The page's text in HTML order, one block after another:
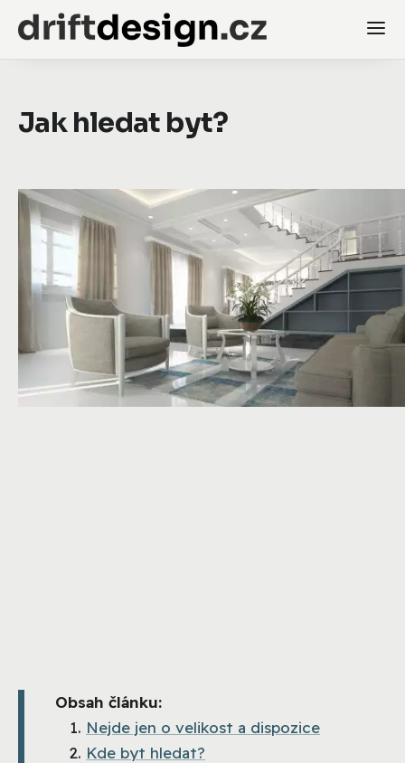
Jak hledat byt?
Obsah článku:
Nejde jen o velikost a dispozice
Kde byt hledat?